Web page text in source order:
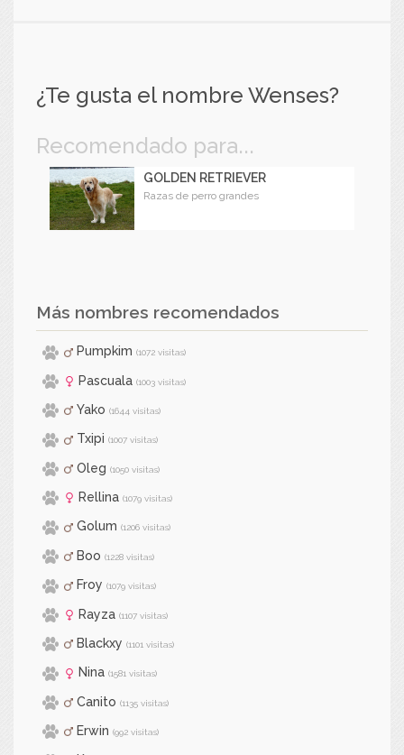
¿Te gusta el nombre Wenses?
Recomendado para...
GOLDEN RETRIEVER
Razas de perro grandes
Más nombres recomendados
Pumpkim (1072 visitas)
Pascuala (1003 visitas)
Yako (1644 visitas)
Txipi (1007 visitas)
Oleg (1050 visitas)
Rellina (1079 visitas)
Golum (1206 visitas)
Boo (1228 visitas)
Froy (1079 visitas)
Rayza (1107 visitas)
Blackxy (1101 visitas)
Nina (1581 visitas)
Canito (1135 visitas)
Erwin (992 visitas)